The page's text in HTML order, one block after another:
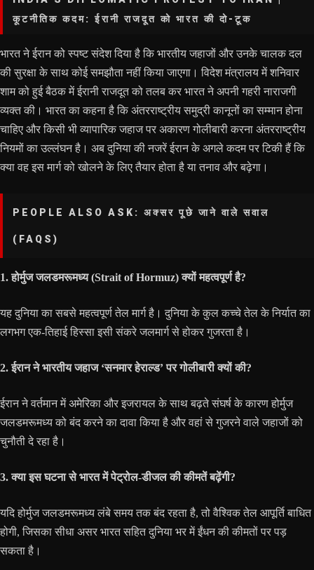
कूटनीतिक कदम: ईरानी राजदूत को भारत की दो-टूक
भारत ने ईरान को स्पष्ट संदेश दिया है कि भारतीय जहाजों और उनके चालक दल
की सुरक्षा के साथ कोई समझौता नहीं किया जाएगा। विदेश मंत्रालय में शनिवार
शाम को हुई बैठक में ईरानी राजदूत को तलब कर भारत ने अपनी गहरी नाराजगी
व्यक्त की। भारत का कहना है कि अंतरराष्ट्रीय समुद्री कानूनों का सम्मान होना
चाहिए और किसी भी व्यापारिक जहाज पर अकारण गोलीबारी करना अंतरराष्ट्रीय
नियमों का उल्लंघन है। अब दुनिया की नजरें ईरान के अगले कदम पर टिकी हैं कि
क्या वह इस मार्ग को खोलने के लिए तैयार होता है या तनाव और बढ़ेगा।
PEOPLE ALSO ASK: अक्सर पूछे जाने वाले सवाल
(FAQS)
1. होर्मुज जलडमरूमध्य (Strait of Hormuz) क्यों महत्वपूर्ण है?
यह दुनिया का सबसे महत्वपूर्ण तेल मार्ग है। दुनिया के कुल कच्चे तेल के निर्यात का
लगभग एक-तिहाई हिस्सा इसी संकरे जलमार्ग से होकर गुजरता है।
2. ईरान ने भारतीय जहाज ‘सनमार हेराल्ड’ पर गोलीबारी क्यों की?
ईरान ने वर्तमान में अमेरिका और इजरायल के साथ बढ़ते संघर्ष के कारण होर्मुज
जलडमरूमध्य को बंद करने का दावा किया है और वहां से गुजरने वाले जहाजों को
चुनौती दे रहा है।
3. क्या इस घटना से भारत में पेट्रोल-डीजल की कीमतें बढ़ेंगी?
यदि होर्मुज जलडमरूमध्य लंबे समय तक बंद रहता है, तो वैश्विक तेल आपूर्ति बाधित
होगी, जिसका सीधा असर भारत सहित दुनिया भर में ईंधन की कीमतों पर पड़
सकता है।